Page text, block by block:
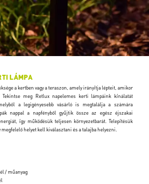
LÁMPA
a kertben vagy a teraszon, amely irányítja lépteit, amikor
Tekintse meg Retlux napelemes kerti lámpáink kínálatát
a legigényesebb vásárló is megtalálja a számára
nappal a napfényből gyűjtik össze az egész éjszakai
így működésük teljesen környezetbarát. Telepítésük
megfelelő helyet kell kiválasztani és a talajba helyezni.
/ műanyag